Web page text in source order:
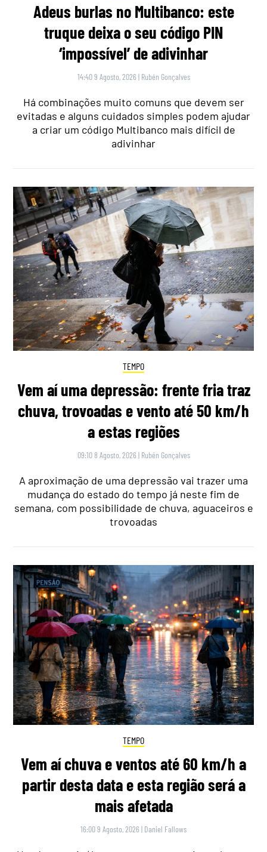
Adeus burlas no Multibanco: este
truque deixa o seu código PIN
‘impossível’ de adivinhar
14:40 9 Agosto, 2026 | Rubén Gonçalves
Há combinações muito comuns que devem ser
evitadas e alguns cuidados simples podem ajudar
a criar um código Multibanco mais difícil de
adivinhar
TEMPO
Vem aí uma depressão: frente fria traz
chuva, trovoadas e vento até 50 km/h
a estas regiões
09:10 8 Agosto, 2026 | Rubén Gonçalves
A aproximação de uma depressão vai trazer uma
mudança do estado do tempo já neste fim de
semana, com possibilidade de chuva, aguaceiros e
trovoadas
TEMPO
Vem aí chuva e ventos até 60 km/h a
partir desta data e esta região será a
mais afetada
16:00 9 Agosto, 2026 | Daniel Fallows